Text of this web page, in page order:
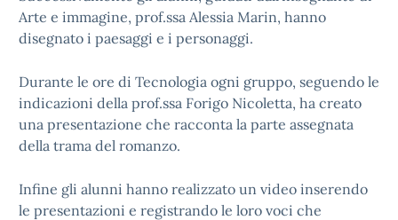
Arte e immagine, prof.ssa Alessia Marin, hanno
disegnato i paesaggi e i personaggi.
Durante le ore di Tecnologia ogni gruppo, seguendo le
indicazioni della prof.ssa Forigo Nicoletta, ha creato
una presentazione che racconta la parte assegnata
della trama del romanzo.
Infine gli alunni hanno realizzato un video inserendo
le presentazioni e registrando le loro voci che